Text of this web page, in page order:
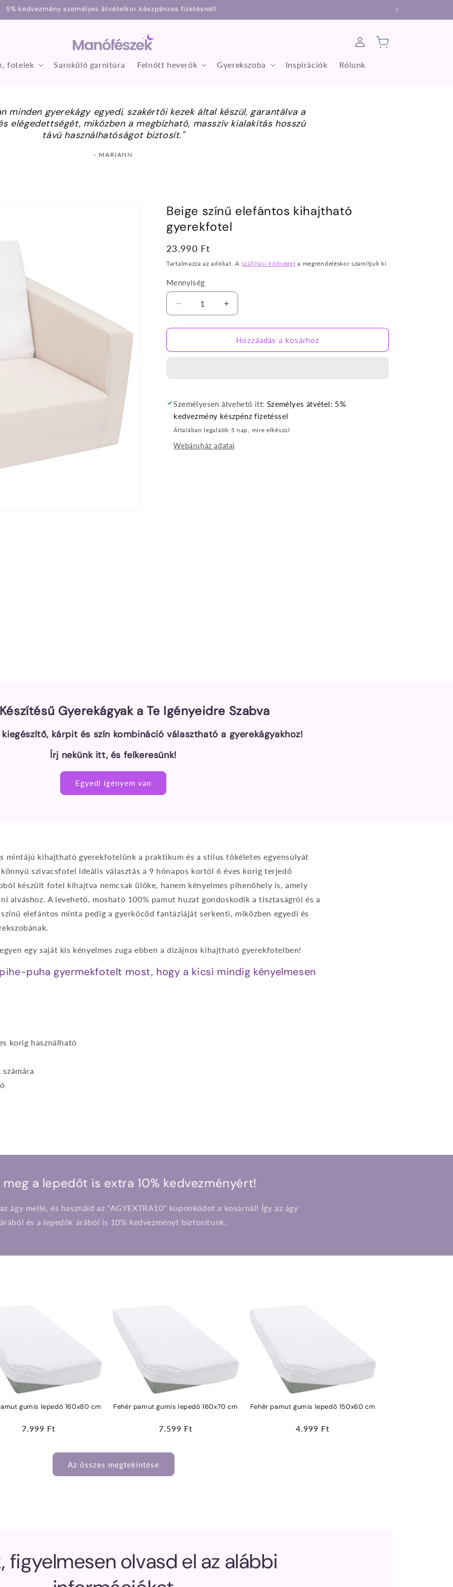
5% kedvezmény személyes átvételkor készpénzes fizetésnél!
fotelek Sarokülő garnitúra Felnőtt heverők Gyerekszoba Inspirációk Rólunk
Bejelentkezés
Kosár
minden gyerekágy egyedi, szakértői kezek által készül, garantálva a
elégedettségét, miközben a megbízható, masszív kialakítás hosszú
távú használhatóságot biztosít."
- MARIANN
Beige színű elefántos kihajtható
gyerekfotel
Normál
ár
23.990 Ft
Tartalmazza az adókat. A szállítási költséget a megrendeléskor számítjuk ki.
Mennyiség
színű
elefántos
gyerekfotel
Beige
színű
elefántos
kihajtható
gyerekfotel
Hozzáadás a kosárhoz
Személyesen átvehető itt: Személyes átvétel: 5%
kedvezmény készpénz fizetéssel
Általában legalább 5 nap, mire elkészül
Webáruház adatai
Gyerekágyak a Te Igényeidre Szabva
kárpit és szín kombináció választható a gyerekágyakhoz!
Írj nekünk itt, és felkeresünk!
Egyedi igényem van
mintájú kihajtható gyerekfotelünk a praktikum és a stílus tökéletes egyensúlyát
könnyű szivacsfotel ideális választás a 9 hónapos kortól 6 éves korig terjedő
készült fotel kihajtva nemcsak ülőke, hanem kényelmes pihenőhely is, amely
alváshoz. A levehető, mosható 100% pamut huzat gondoskodik a tisztaságról és a
elefántos minta pedig a gyerkőcöd fantáziáját serkenti, miközben egyedi és
egy saját kis kényelmes zuga ebben a dizájnos kihajtható gyerekfotelben!
puha gyermekfotelt most, hogy a kicsi mindig kényelmesen
korig használható
meg a lepedőt is extra 10% kedvezményért!
ágy mellé, és használd az "AGYEXTRA10" kuponkódot a kosárnál! Így az ágy
árából és a lepedők árából is 10% kedvezményt biztosítunk.
gumis lepedő 160x80 cm
Normál
7.999 Ft
Fehér pamut gumis lepedő 160x70 cm
Normál
7.599 Ft
Fehér pamut gumis lepedő 150x60 cm
Normál
4.999 Ft
Az összes megtekintése
figyelmesen olvasd el az alábbi